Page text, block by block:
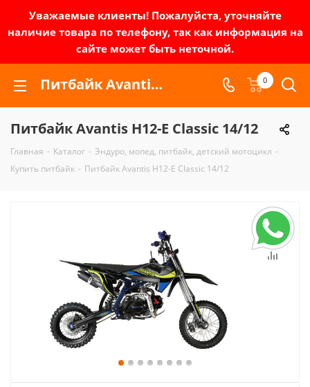
Уважаемые клиенты! Пожалуйста, уточняйте
наличие товара по телефону, так как информация на
сайте может быть неточной.
Питбайк Avantis H12-E Classic 14/12 | Зел-мото 0
Питбайк Avantis H12-E Classic 14/12
Главная - Каталог - Эндуро, мопед, питбайк, детский мотоцикл -
Купить питбайк - Питбайк Avantis H12-E Classic 14/12